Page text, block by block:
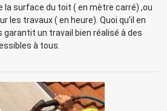
surface du toit ( en mètre carré) ,ou
les travaux ( en heure). Quoi qu'il en
un travail bien réalisé à des
à tous.